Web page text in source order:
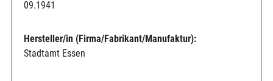
09.1941
Hersteller/in (Firma/Fabrikant/Manufaktur):
Stadtamt Essen